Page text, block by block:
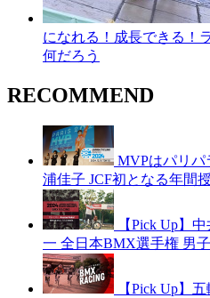
になれる！成長できる！
何だろう
RECOMMEND
MVPはパリパ
浦佳子 JCF初となる年間
【Pick Up】
一 全日本BMX選手権 男
【Pick Up】